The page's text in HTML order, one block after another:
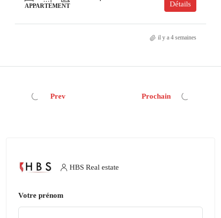
APPARTEMENT Détails
il y a 4 semaines
Prev Prochain
HBS Real estate
Votre prénom